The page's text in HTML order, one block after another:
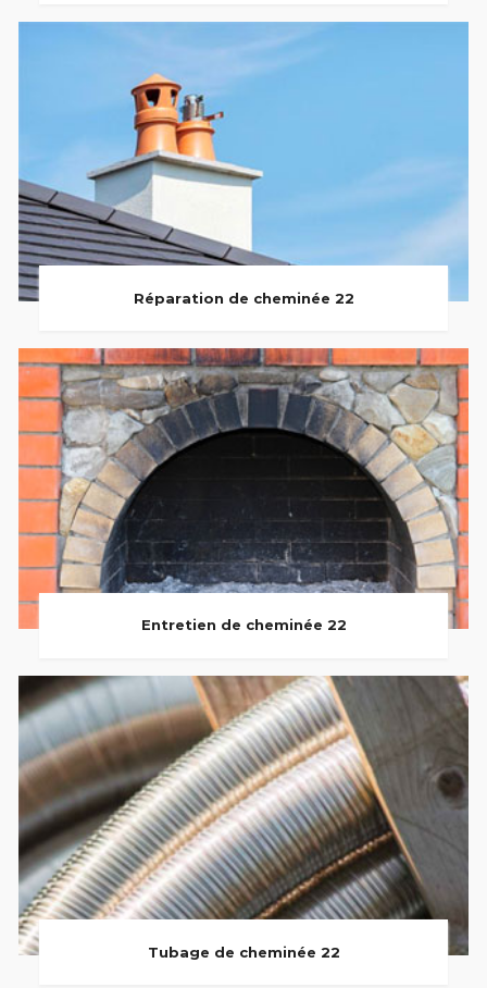
Réparation de cheminée 22
Entretien de cheminée 22
Tubage de cheminée 22